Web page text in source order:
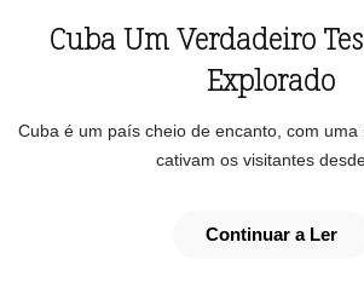
Cuba Um Verdadeiro
Explorado
Cuba é um país cheio de encanto, com
cativam os visitantes
Continuar a Ler